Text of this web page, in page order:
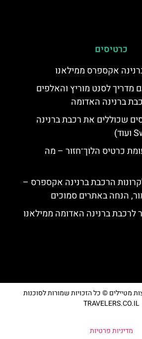
כרטיסים
אקספרס ממילאנו
מדריך לסנט מוריץ והאלפים
ברנינה האדומה
שכוללים את רכבת ברנינה
כרטיס הלוך־חזור – מה
הרכבת ברנינה אקספרס –
הנחה באתרים סמוכים
לרכבת ברנינה האדומה ממילאנו
מטיילים © כל הזכויות שמורות לסוכנות
TRAVELERS.CO.IL
מדיניות פרטיות